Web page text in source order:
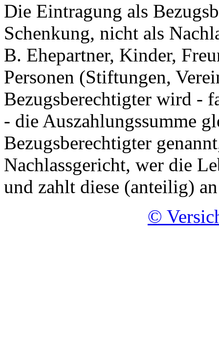
Die Eintragung als
Schenkung, nicht als
B. Ehepartner, Kinder,
Personen (Stiftungen,
Bezugsberechtigter wird -
- die Auszahlungssumme
Bezugsberechtigter
Nachlassgericht, wer die
und zahlt diese (anteilig)
©